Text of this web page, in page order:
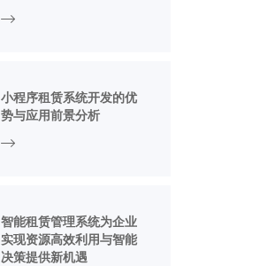
小程序租赁系统开发的优
势与应用前景分析
智能租赁管理系统为企业
实现资源高效利用与智能
决策提供新机遇